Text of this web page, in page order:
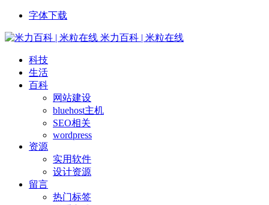
字体下载
米力百科 | 米粒在线
科技
生活
百科
网站建设
bluehost主机
SEO相关
wordpress
资源
实用软件
设计资源
留言
热门标签